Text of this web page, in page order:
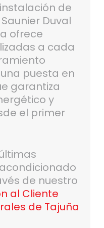
de
Duval
ofrece
a cada
puesta en
garantiza
y
el primer
de nuestro
al Cliente
de Tajuña